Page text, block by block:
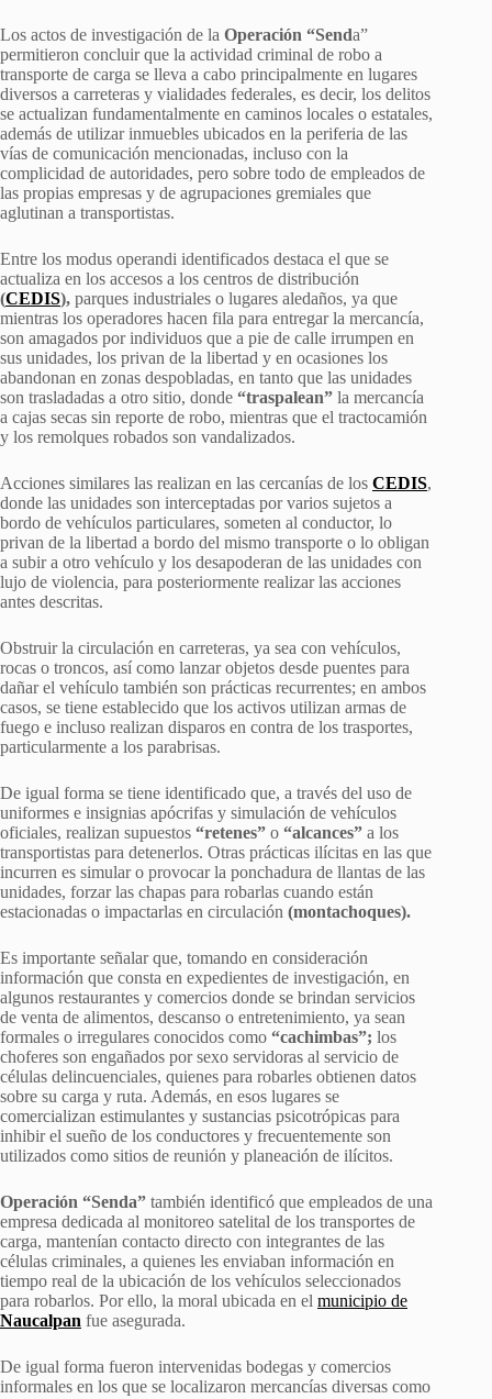
Los actos de investigación de la Operación “Senda”
permitieron concluir que la actividad criminal de robo a
transporte de carga se lleva a cabo principalmente en lugares
diversos a carreteras y vialidades federales, es decir, los delitos
se actualizan fundamentalmente en caminos locales o estatales,
además de utilizar inmuebles ubicados en la periferia de las
vías de comunicación mencionadas, incluso con la
complicidad de autoridades, pero sobre todo de empleados de
las propias empresas y de agrupaciones gremiales que
aglutinan a transportistas.
Entre los modus operandi identificados destaca el que se
actualiza en los accesos a los centros de distribución
(CEDIS), parques industriales o lugares aledaños, ya que
mientras los operadores hacen fila para entregar la mercancía,
son amagados por individuos que a pie de calle irrumpen en
sus unidades, los privan de la libertad y en ocasiones los
abandonan en zonas despobladas, en tanto que las unidades
son trasladadas a otro sitio, donde “traspalean” la mercancía
a cajas secas sin reporte de robo, mientras que el tractocamión
y los remolques robados son vandalizados.
Acciones similares las realizan en las cercanías de los CEDIS,
donde las unidades son interceptadas por varios sujetos a
bordo de vehículos particulares, someten al conductor, lo
privan de la libertad a bordo del mismo transporte o lo obligan
a subir a otro vehículo y los desapoderan de las unidades con
lujo de violencia, para posteriormente realizar las acciones
antes descritas.
Obstruir la circulación en carreteras, ya sea con vehículos,
rocas o troncos, así como lanzar objetos desde puentes para
dañar el vehículo también son prácticas recurrentes; en ambos
casos, se tiene establecido que los activos utilizan armas de
fuego e incluso realizan disparos en contra de los trasportes,
particularmente a los parabrisas.
De igual forma se tiene identificado que, a través del uso de
uniformes e insignias apócrifas y simulación de vehículos
oficiales, realizan supuestos “retenes” o “alcances” a los
transportistas para detenerlos. Otras prácticas ilícitas en las que
incurren es simular o provocar la ponchadura de llantas de las
unidades, forzar las chapas para robarlas cuando están
estacionadas o impactarlas en circulación (montachoques).
Es importante señalar que, tomando en consideración
información que consta en expedientes de investigación, en
algunos restaurantes y comercios donde se brindan servicios
de venta de alimentos, descanso o entretenimiento, ya sean
formales o irregulares conocidos como “cachimbas”; los
choferes son engañados por sexo servidoras al servicio de
células delincuenciales, quienes para robarles obtienen datos
sobre su carga y ruta. Además, en esos lugares se
comercializan estimulantes y sustancias psicotrópicas para
inhibir el sueño de los conductores y frecuentemente son
utilizados como sitios de reunión y planeación de ilícitos.
Operación “Senda” también identificó que empleados de una
empresa dedicada al monitoreo satelital de los transportes de
carga, mantenían contacto directo con integrantes de las
células criminales, a quienes les enviaban información en
tiempo real de la ubicación de los vehículos seleccionados
para robarlos. Por ello, la moral ubicada en el municipio de
Naucalpan fue asegurada.
De igual forma fueron intervenidas bodegas y comercios
informales en los que se localizaron mercancías diversas como